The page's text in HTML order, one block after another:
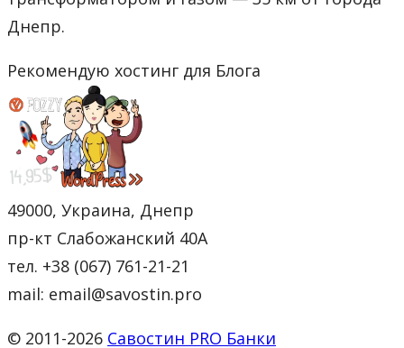
Днепр.
Рекомендую хостинг для Блога
49000, Украина, Днепр
пр-кт Слабожанский 40А
тел. +38 (067) 761-21-21
mail: email@savostin.pro
© 2011-2026 Савостин PRO Банки